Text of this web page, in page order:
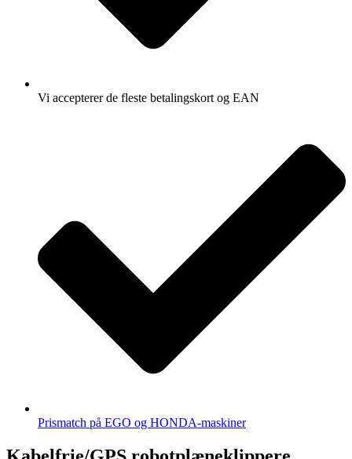
Vi accepterer de fleste betalingskort og EAN
Prismatch på EGO og HONDA-maskiner